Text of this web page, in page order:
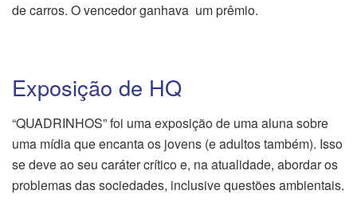
de carros. O vencedor ganhava um prêmio.
Exposição de HQ
“QUADRINHOS” foi uma exposição de uma aluna sobre
uma mídia que encanta os jovens (e adultos também). Isso
se deve ao seu caráter crítico e, na atualidade, abordar os
problemas das sociedades, inclusive questões ambientais.